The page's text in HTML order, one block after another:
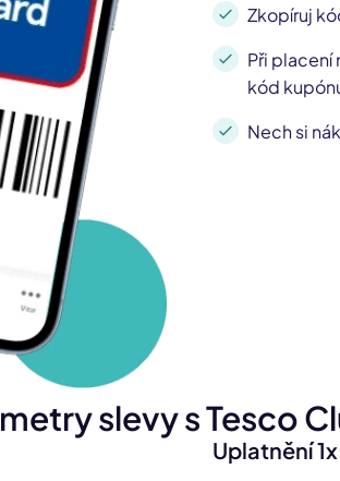
Zkopíruj
Při placení
kód
Nech si
slevy s Tesco
Uplatnění